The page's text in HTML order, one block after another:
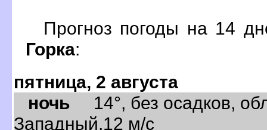
Прогноз погоды на 14
Горка:
пятница, 2 августа
ночь 14°, без осадков,
Западный,12 м/с